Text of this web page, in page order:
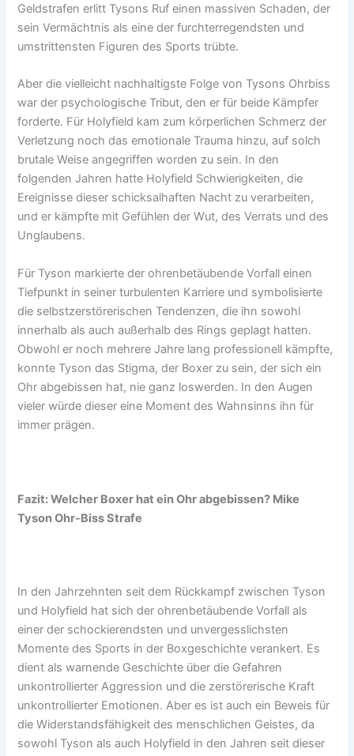
Geldstrafen erlitt Tysons Ruf einen massiven Schaden, der
sein Vermächtnis als eine der furchterregendsten und
umstrittensten Figuren des Sports trübte.
Aber die vielleicht nachhaltigste Folge von Tysons Ohrbiss
war der psychologische Tribut, den er für beide Kämpfer
forderte. Für Holyfield kam zum körperlichen Schmerz der
Verletzung noch das emotionale Trauma hinzu, auf solch
brutale Weise angegriffen worden zu sein. In den
folgenden Jahren hatte Holyfield Schwierigkeiten, die
Ereignisse dieser schicksalhaften Nacht zu verarbeiten,
und er kämpfte mit Gefühlen der Wut, des Verrats und des
Unglaubens.
Für Tyson markierte der ohrenbetäubende Vorfall einen
Tiefpunkt in seiner turbulenten Karriere und symbolisierte
die selbstzerstörerischen Tendenzen, die ihn sowohl
innerhalb als auch außerhalb des Rings geplagt hatten.
Obwohl er noch mehrere Jahre lang professionell kämpfte,
konnte Tyson das Stigma, der Boxer zu sein, der sich ein
Ohr abgebissen hat, nie ganz loswerden. In den Augen
vieler würde dieser eine Moment des Wahnsinns ihn für
immer prägen.
Fazit: Welcher Boxer hat ein Ohr abgebissen? Mike
Tyson Ohr-Biss Strafe
In den Jahrzehnten seit dem Rückkampf zwischen Tyson
und Holyfield hat sich der ohrenbetäubende Vorfall als
einer der schockierendsten und unvergesslichsten
Momente des Sports in der Boxgeschichte verankert. Es
dient als warnende Geschichte über die Gefahren
unkontrollierter Aggression und die zerstörerische Kraft
unkontrollierter Emotionen. Aber es ist auch ein Beweis für
die Widerstandsfähigkeit des menschlichen Geistes, da
sowohl Tyson als auch Holyfield in den Jahren seit dieser